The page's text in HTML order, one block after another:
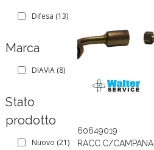
60649019
RACC.C/CAMPANA
Difesa (13)
Marca
DIAVIA (8)
Stato
prodotto
Nuovo (21)